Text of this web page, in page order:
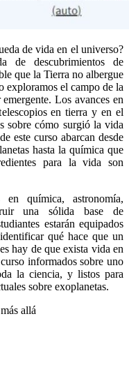
de vida en el universo?
de descubrimientos de
que la Tierra no albergue
exploramos el campo de la
Los avances en
en tierra y en el
sobre cómo surgió la vida
este curso abarcan desde
hasta la química que
para la vida son
en química, astronomía,
una sólida base de
estarán equipados
qué hace que un
hay de que exista vida en
informados sobre uno
la ciencia, y listos para
sobre exoplanetas.
allá